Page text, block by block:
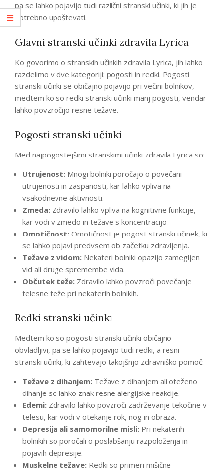
pa se lahko pojavijo tudi različni stranski učinki, ki jih je
potrebno upoštevati.
Glavni stranski učinki zdravila Lyrica
Ko govorimo o stranskih učinkih zdravila Lyrica, jih lahko
razdelimo v dve kategoriji: pogosti in redki. Pogosti
stranski učinki se običajno pojavijo pri večini bolnikov,
medtem ko so redki stranski učinki manj pogosti, vendar
lahko povzročijo resne težave.
Pogosti stranski učinki
Med najpogostejšimi stranskimi učinki zdravila Lyrica so:
Utrujenost: Mnogi bolniki poročajo o povečani
utrujenosti in zaspanosti, kar lahko vpliva na
vsakodnevne aktivnosti.
Zmeda: Zdravilo lahko vpliva na kognitivne funkcije,
kar vodi v zmedo in težave s koncentracijo.
Omotičnost: Omotičnost je pogost stranski učinek, ki
se lahko pojavi predvsem ob začetku zdravljenja.
Težave z vidom: Nekateri bolniki opazijo zamegljen
vid ali druge spremembe vida.
Občutek teže: Zdravilo lahko povzroči povečanje
telesne teže pri nekaterih bolnikih.
Redki stranski učinki
Medtem ko so pogosti stranski učinki običajno
obvladljivi, pa se lahko pojavijo tudi redki, a resni
stranski učinki, ki zahtevajo takojšnjo zdravniško pomoč:
Težave z dihanjem: Težave z dihanjem ali oteženo
dihanje so lahko znak resne alergijske reakcije.
Edemi: Zdravilo lahko povzroči zadrževanje tekočine v
telesu, kar vodi v otekanje rok, nog in obraza.
Depresija ali samomorilne misli: Pri nekaterih
bolnikih so poročali o poslabšanju razpoloženja in
pojavih depresije.
Muskelne težave: Redki so primeri mišične